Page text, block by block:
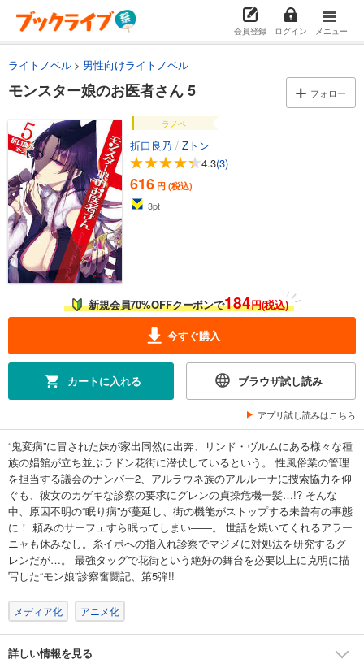
会員登録 ログイン メニュー
ライトノベル 男性向けライトノベル
モンスター娘のお医者さん 5 フォロー
ラノベ
折口良乃 / Zトン
4.3(3)
616 円 (税込)
3pt
新規会員70%OFFクーポンで184円(税込)
今すぐ購入
カートに入れる ブラウザ試し読み
アプリ試し読みはこちら
“鬼変病”に冒された妹が家出同然に出奔、リンド・ヴルムにある様々な種
族の娼館が立ち並ぶラドン花街に潜伏しているという。 性風俗業の管理
を担当する議会のナンバー2、アルラウネ族のアルルーナに捜索協力を仰
ぐも、彼女のカゲキな診察の要求にグレンの貞操危機一髪…!? そんな
中、原因不明の“眠り病”が蔓延し、街の機能がストップする未曾有の事態
に！ 頼みのサーフェすら眠ってしまい――。 世話を焼いてくれるアラー
ニャも休みなし。糸イボへの指入れ診察でマジメに対処法を研究するグ
レンだが…。 最強タッグで花街という絶好の舞台を必要以上に克明に描
写した“モン娘”診察奮闘記、第5弾!!
メディア化 アニメ化
詳しい情報を見る